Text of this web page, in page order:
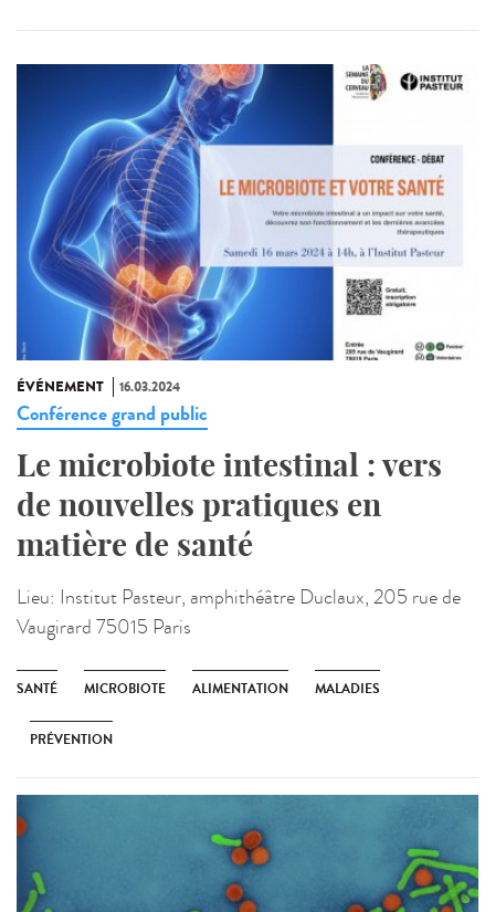
ÉVÉNEMENT 16.03.2024
Conférence grand public
Le microbiote intestinal : vers
de nouvelles pratiques en
matière de santé
Lieu: Institut Pasteur, amphithéâtre Duclaux, 205 rue de
Vaugirard 75015 Paris
SANTÉ MICROBIOTE ALIMENTATION MALADIES
PRÉVENTION